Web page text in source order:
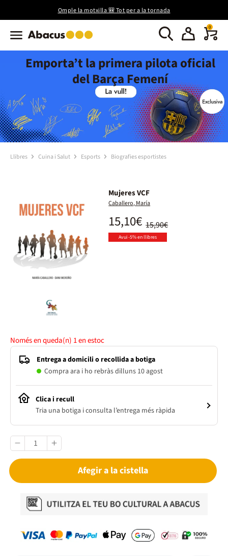
Omple la motxilla 🎒 Tot per a la tornada
0
Emporta’t la primera pilota oficial
del Barça Femení
Llibres Cuina i Salut Esports Biografies esportistes
Mujeres VCF
Caballero, María
15,90€
15,10€
Avui -5% en llibres
Només en queda(n) 1en estoc
Entrega a domicili o recollida a botiga
Compra ara i ho rebràs dilluns 10 agost
Clica i recull
Tria una botiga i consulta l’entrega més ràpida
Afegir a la cistella